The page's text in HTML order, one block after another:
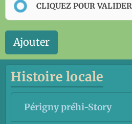
CLIQUEZ POUR VALIDER
Ajouter
Histoire locale
Périgny préhi-Story